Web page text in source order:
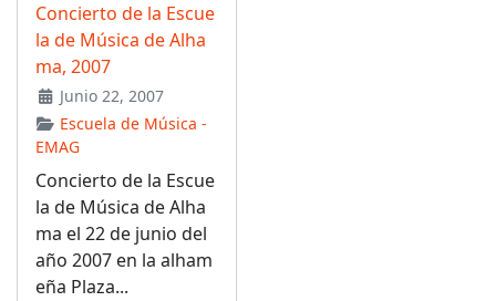
Concierto de la Escue
la de Música de Alha
ma, 2007
Junio 22, 2007
Escuela de Música -
EMAG
Concierto de la Escue
la de Música de Alha
ma el 22 de junio del
año 2007 en la alham
eña Plaza...